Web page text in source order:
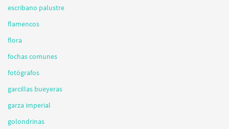
escribano palustre
flamencos
flora
fochas comunes
fotógrafos
garcillas bueyeras
garza imperial
golondrinas